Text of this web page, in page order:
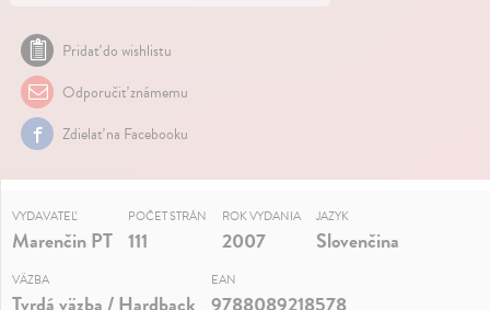
Pridať do wishlistu
Odporučiť známemu
Zdielať na Facebooku
VYDAVATEĽ
Marenčin PT
POČET STRÁN
111
ROK VYDANIA
2007
JAZYK
Slovenčina
VÄZBA EAN